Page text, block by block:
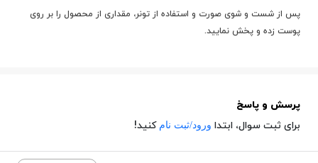
پس از شست و شوی صورت و استفاده از تونر، مقداری از محصول را بر روی
پوست زده و پخش نمایید.
پرسش و پاسخ
برای ثبت سوال، ابتدا ورود/ثبت نام کنید!